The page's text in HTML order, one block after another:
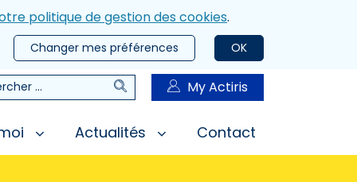
politique de gestion des cookies.
OK
Changer mes préférences
RechercherMy Actiris
Actualités Contact